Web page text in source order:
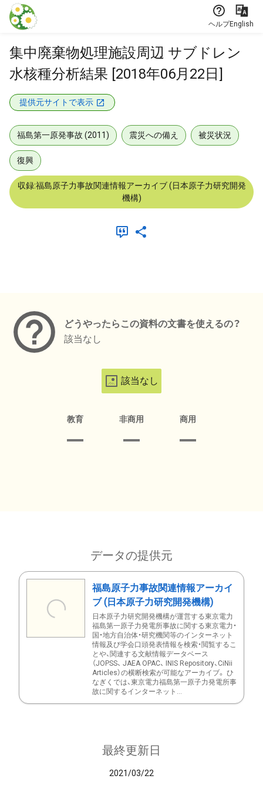
本文に飛ぶ
ヘルプEnglish
集中廃棄物処理施設周辺 サブドレン
水核種分析結果 [2018年06月22日]
提供元サイトで表示
福島第一原発事故 (2011) 震災への備え 被災状況
復興
収録:福島原子力事故関連情報アーカイブ (日本原子力研究開発
機構)
どうやったらこの資料の文書を使えるの？
該当なし
該当なし
教育 非商用 商用
データの提供元
福島原子力事故関連情報アーカイ
ブ (日本原子力研究開発機構)
日本原子力研究開発機構が運営する東京電力
福島第一原子力発電所事故に関する東京電力・
国・地方自治体・研究機関等のインターネット
情報及び学会口頭発表情報を検索・閲覧するこ
とや、関連する文献情報データベース
（JOPSS、 JAEA OPAC、 INIS Repository、CiNii
Articles）の横断検索が可能なアーカイブ。 ひ
なぎくでは、東京電力福島第一原子力発電所事
故に関するインターネット...
最終更新日
2021/03/22